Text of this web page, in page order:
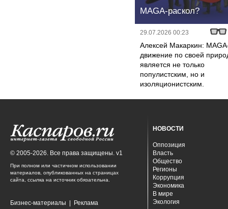
MAGA-раскол?
29.07.2026 00:23
Алексей Макаркин:
движение по своей
является не только
популистским, но и
изоляционистским.
© 2005-2026. Все права защищены. v1
При полном или частичном использовании
материалов, опубликованных на страницах
сайта, ссылка на источник обязательна.
Бизнес-материалы Реклама
НОВОСТИ
Оппозиция
Власть
Общество
Регионы
Коррупция
Экономика
В мире
Экология